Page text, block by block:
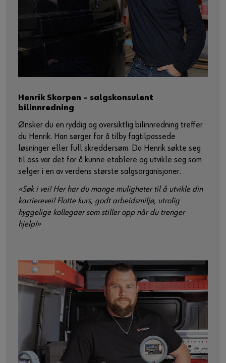
Henrik Skorpen – salgskonsulent
bilinnredning
Ønsker du en ryddig og oversiktlig bilinnredning treffer
du Henrik. Han sørger for å tilby fagtilpassede
løsninger eller full skreddersøm. Da Henrik søkte seg
til oss var det for å kunne etablere og utvikle seg som
selger i en av verdens største salgsorganisjoner.
«Søk i vei! Her har du mange muligheter til å utvikle din
karrierevei! Flotte kurs, godt arbeidsmiljø, utrolig
hyggelige kollegaer som stiller opp når du trenger
hjelp!»